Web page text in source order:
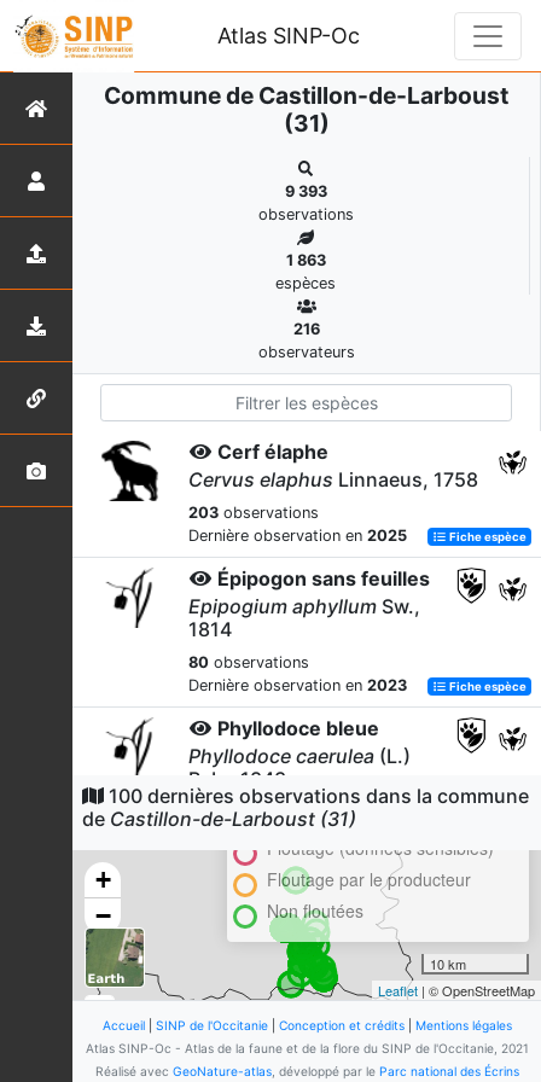
Atlas SINP-Oc
Commune de Castillon-de-Larboust
(31)
9 393
observations
1 863
espèces
216
observateurs
Cerf élaphe
Cervus elaphus Linnaeus, 1758
203 observations
Dernière observation en 2025 Fiche espèce
Épipogon sans feuilles
Epipogium aphyllum Sw.,
1814
80 observations
Dernière observation en 2023 Fiche espèce
Phyllodoce bleue
Phyllodoce caerulea (L.)
Bab., 1843
62observations
Isard
Rupicapra pyrenaica
Bonaparte,
1845
observations
Dernière observation en
2024 Fiche espèce
Dactylorhize maculé
Dactylorhiza maculata(L.) Soó,
100 dernières observations dans la commune
de Castillon-de-Larboust (31)
+
−
Cluster
En attente de validation régionale
Floutage (données sensibles)
Floutage par le producteur
Non floutées
10 km
Leaflet | © OpenStreetMap
Accueil| SINP de l'Occitanie| Conception et crédits| Mentions légales
Atlas SINP-Oc - Atlas de la faune et de la flore du SINP de l'Occitanie, 2021
Réalisé avec GeoNature-atlas, développé par le Parc national des Écrins